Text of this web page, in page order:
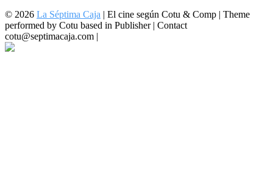
© 2026 La Séptima Caja | El cine según Cotu & Comp | Theme
performed by Cotu based in Publisher | Contact
cotu@septimacaja.com |